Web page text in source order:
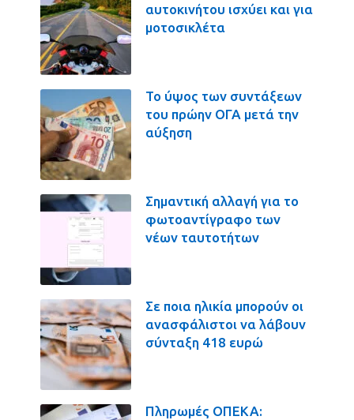
αυτοκινήτου ισχύει και για
μοτοσικλέτα
Το ύψος των συντάξεων
του πρώην ΟΓΑ μετά την
αύξηση
Σημαντική αλλαγή για το
φωτοαντίγραφο των
νέων ταυτοτήτων
Σε ποια ηλικία μπορούν οι
ανασφάλιστοι να λάβουν
σύνταξη 418 ευρώ
Πληρωμές ΟΠΕΚΑ: